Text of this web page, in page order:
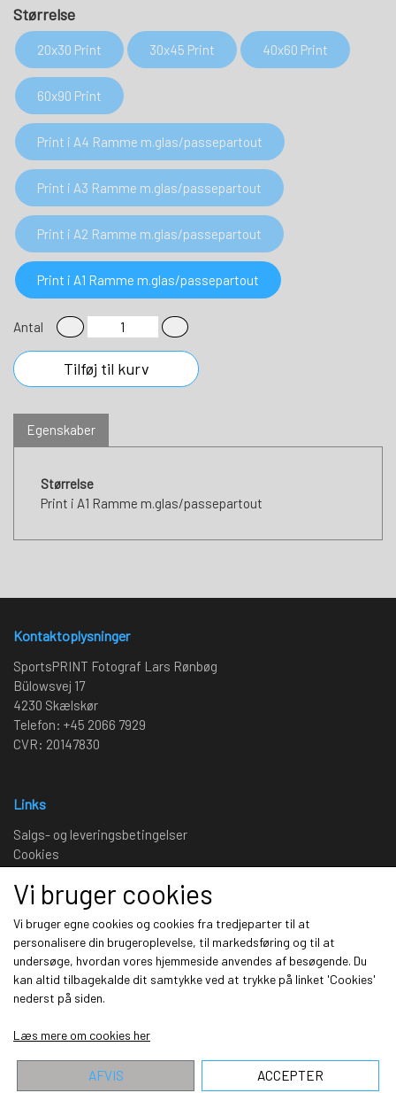
Størrelse
20x30 Print 30x45 Print 40x60 Print
60x90 Print
Print i A4 Ramme m.glas/passepartout
Print i A3 Ramme m.glas/passepartout
Print i A2 Ramme m.glas/passepartout
Print i A1 Ramme m.glas/passepartout
Antal
Tilføj til kurv
Egenskaber
Størrelse
Print i A1 Ramme m.glas/passepartout
Kontaktoplysninger
SportsPRINT Fotograf Lars Rønbøg
Bülowsvej 17
4230 Skælskør
Telefon: +45 2066 7929
CVR: 20147830
Links
Salgs- og leveringsbetingelser
Cookies
Kunde login
Sociale medier
Vi bruger cookies
Vi bruger egne cookies og cookies fra tredjeparter til at
personalisere din brugeroplevelse, til markedsføring og til at
undersøge, hvordan vores hjemmeside anvendes af besøgende. Du
kan altid tilbagekalde dit samtykke ved at trykke på linket 'Cookies'
nederst på siden.
Læs mere om cookies her
AFVIS ACCEPTER